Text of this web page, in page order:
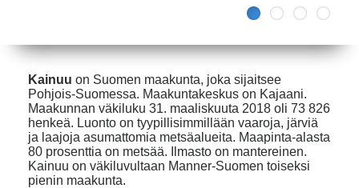
Kainuu on Suomen maakunta, joka sijaitsee
Pohjois-Suomessa. Maakuntakeskus on Kajaani.
Maakunnan väkiluku 31. maaliskuuta 2018 oli 73 826
henkeä. Luonto on tyypillisimmillään vaaroja, järviä
ja laajoja asumattomia metsäalueita. Maapinta-alasta
80 prosenttia on metsää. Ilmasto on mantereinen.
Kainuu on väkiluvultaan Manner-Suomen toiseksi
pienin maakunta.